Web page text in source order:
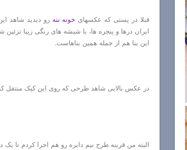
قبلا در پستی که عکسهای خونه ننه رو دیدید شاهد
ایران درها و پنجره ها، با شیشه های رنگی زیبا تزئین
این بنا هم از جمله همین بناهاست.
در عکس بالایی شاهد طرحی که روی این کیک منتقل
البته من قرینه طرح نیم دایره رو هم اجرا کردم تا